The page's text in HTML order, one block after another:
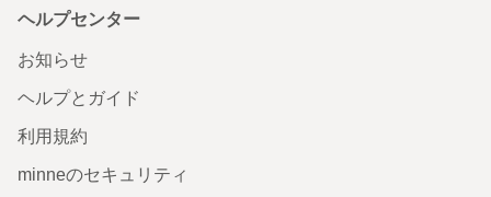
ヘルプセンター
お知らせ
ヘルプとガイド
利用規約
minneのセキュリティ